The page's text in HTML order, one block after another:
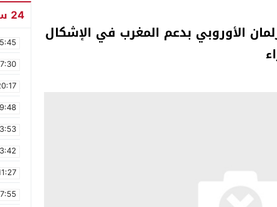
الأوروبي بدعم المغرب في الإشكال
24 ساعة